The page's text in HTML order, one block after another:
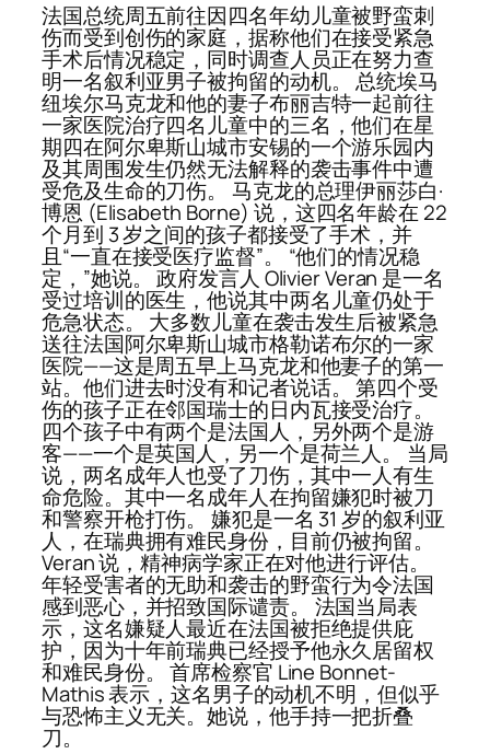
法国总统周五前往因四名年幼儿童被野蛮刺
伤而受到创伤的家庭，据称他们在接受紧急
手术后情况稳定，同时调查人员正在努力查
明一名叙利亚男子被拘留的动机。 总统埃马
纽埃尔马克龙和他的妻子布丽吉特一起前往
一家医院治疗四名儿童中的三名，他们在星
期四在阿尔卑斯山城市安锡的一个游乐园内
及其周围发生仍然无法解释的袭击事件中遭
受危及生命的刀伤。 马克龙的总理伊丽莎白·
博恩 (Elisabeth Borne) 说，这四名年龄在 22
个月到 3 岁之间的孩子都接受了手术，并
且“一直在接受医疗监督”。 “他们的情况稳
定，”她说。 政府发言人 Olivier Veran 是一名
受过培训的医生，他说其中两名儿童仍处于
危急状态。 大多数儿童在袭击发生后被紧急
送往法国阿尔卑斯山城市格勒诺布尔的一家
医院——这是周五早上马克龙和他妻子的第一
站。他们进去时没有和记者说话。 第四个受
伤的孩子正在邻国瑞士的日内瓦接受治疗。
四个孩子中有两个是法国人，另外两个是游
客——一个是英国人，另一个是荷兰人。 当局
说，两名成年人也受了刀伤，其中一人有生
命危险。其中一名成年人在拘留嫌犯时被刀
和警察开枪打伤。 嫌犯是一名 31 岁的叙利亚
人，在瑞典拥有难民身份，目前仍被拘留。
Veran 说，精神病学家正在对他进行评估。
年轻受害者的无助和袭击的野蛮行为令法国
感到恶心，并招致国际谴责。 法国当局表
示，这名嫌疑人最近在法国被拒绝提供庇
护，因为十年前瑞典已经授予他永久居留权
和难民身份。 首席检察官 Line Bonnet-
Mathis 表示，这名男子的动机不明，但似乎
与恐怖主义无关。她说，他手持一把折叠
刀。